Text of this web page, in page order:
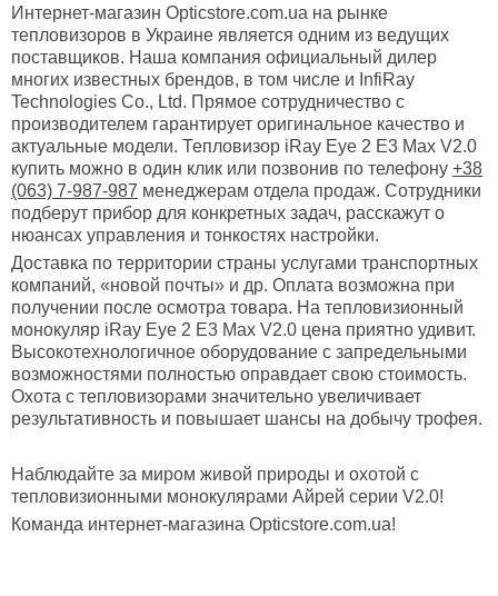
Интернет-магазин Opticstore.com.ua на рынке
тепловизоров в Украине является одним из ведущих
поставщиков. Наша компания официальный дилер
многих известных брендов, в том числе и InfiRay
Technologies Co., Ltd. Прямое сотрудничество с
производителем гарантирует оригинальное качество и
актуальные модели. Тепловизор iRay Eye 2 E3 Max V2.0
купить можно в один клик или позвонив по телефону +38
(063) 7-987-987 менеджерам отдела продаж. Сотрудники
подберут прибор для конкретных задач, расскажут о
нюансах управления и тонкостях настройки.
Доставка по территории страны услугами транспортных
компаний, «новой почты» и др. Оплата возможна при
получении после осмотра товара. На тепловизионный
монокуляр iRay Eye 2 E3 Max V2.0 цена приятно удивит.
Высокотехнологичное оборудование с запредельными
возможностями полностью оправдает свою стоимость.
Охота с тепловизорами значительно увеличивает
результативность и повышает шансы на добычу трофея.
Наблюдайте за миром живой природы и охотой с
тепловизионными монокулярами Айрей серии V2.0!
Команда интернет-магазина Opticstore.com.ua!